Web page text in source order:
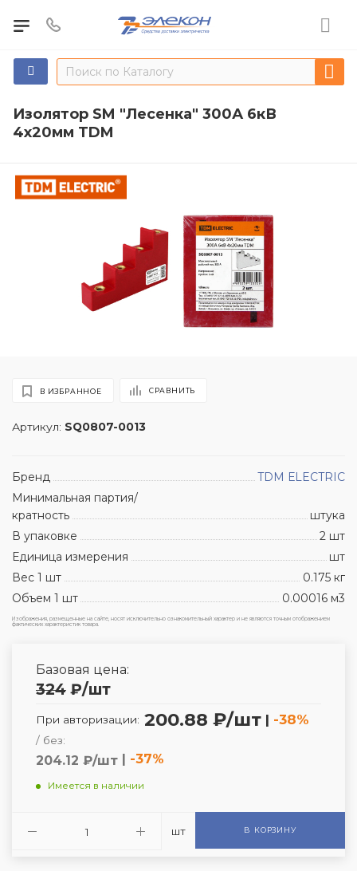
Изолятор SM "Лесенка" 300А 6кВ
4х20мм TDM
Артикул: SQ0807-0013
В ИЗБРАННОЕ СРАВНИТЬ
Бренд
TDM ЕLECTRIC
Минимальная партия/
кратность
штука
В упаковке
2 шт
Единица измерения
шт
Вес 1 шт
0.175 кг
Объем 1 шт
0.00016 м3
Изображения, размещенные на сайте, носят исключительно ознакомительный характер и не являются точным отображением
фактических характеристик товара.
Базовая цена:
324 ₽/шт
При авторизации: 200.88 ₽/шт | -38%
/ без:
204.12 ₽/шт | -37%
Имеется в наличии
шт В КОРЗИНУ